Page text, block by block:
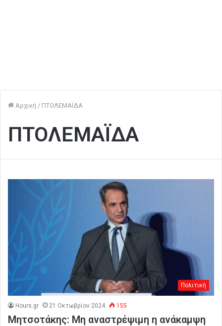
Αρχική / ΠΤΟΛΕΜΑΪΔΑ
ΠΤΟΛΕΜΑΪΔΑ
Πολιτική
Hours.gr 21 Οκτωβρίου 2024 155
Μητσοτάκης: Μη αναστρέψιμη η ανάκαμψη